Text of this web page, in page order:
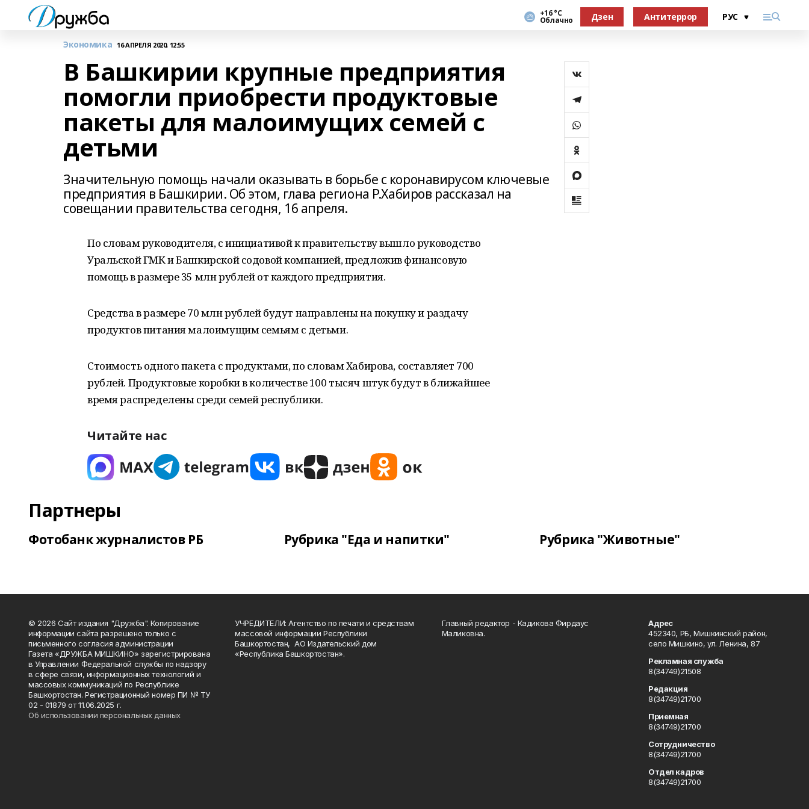
+16 °С
Облачно Дзен Антитеррор
Экономика 16 АПРЕЛЯ 2020, 12:55
В Башкирии крупные предприятия
помогли приобрести продуктовые
пакеты для малоимущих семей с
детьми
Значительную помощь начали оказывать в борьбе с коронавирусом ключевые
предприятия в Башкирии. Об этом, глава региона Р.Хабиров рассказал на
совещании правительства сегодня, 16 апреля.
По словам руководителя, с инициативой к правительству вышло руководство
Уральской ГМК и Башкирской содовой компанией, предложив финансовую
помощь в размере 35 млн рублей от каждого предприятия.
Средства в размере 70 млн рублей будут направлены на покупку и раздачу
продуктов питания малоимущим семьям с детьми.
Стоимость одного пакета с продуктами, по словам Хабирова, составляет 700
рублей. Продуктовые коробки в количестве 100 тысяч штук будут в ближайшее
время распределены среди семей республики.
Читайте нас
Партнеры
Фотобанк журналистов РБ Рубрика "Еда и напитки" Рубрика "Животные"
© 2026 Сайт издания "Дружба". Копирование
информации сайта разрешено только с
письменного согласия администрации
Газета «ДРУЖБА МИШКИНО» зарегистрирована
в Управлении Федеральной службы по надзору
в сфере связи, информационных технологий и
массовых коммуникаций по Республике
Башкортостан. Регистрационный номер ПИ № ТУ
02 - 01879 от 11.06.2025 г.
Об использовании персональных данных
УЧРЕДИТЕЛИ: Агентство по печати и средствам
массовой информации Республики
Башкортостан, АО Издательский дом
«Республика Башкортостан».
Главный редактор - Кадикова Фирдаус
Маликовна.
Адрес
452340, РБ, Мишкинский район,
село Мишкино, ул. Ленина, 87
Рекламная служба
8(34749)21508
Редакция
8(34749)21700
Приемная
8(34749)21700
Сотрудничество
8(34749)21700
Отдел кадров
8(34749)21700